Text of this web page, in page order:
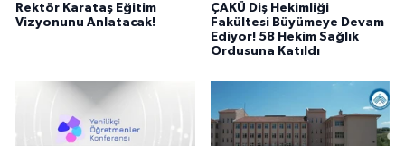
Rektör Karataş Eğitim
Vizyonunu Anlatacak!
ÇAKÜ Diş Hekimliği
Fakültesi Büyümeye Devam
Ediyor! 58 Hekim Sağlık
Ordusuna Katıldı